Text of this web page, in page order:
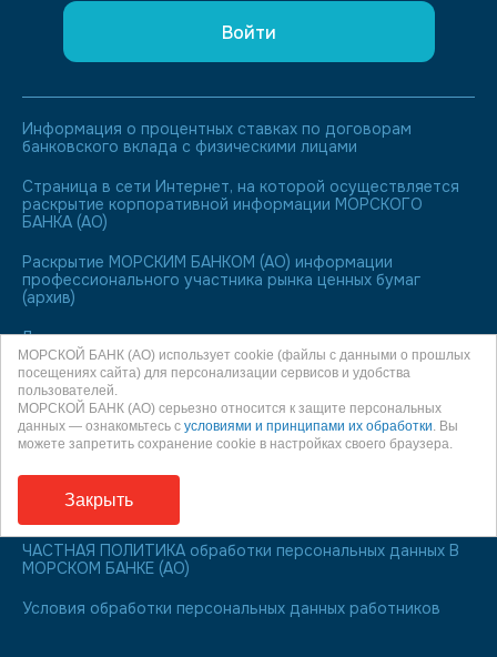
Войти
Информация о процентных ставках по договорам
банковского вклада с физическими лицами
Страница в сети Интернет, на которой осуществляется
раскрытие корпоративной информации МОРСКОГО
БАНКА (АО)
Раскрытие МОРСКИМ БАНКОМ (АО) информации
профессионального участника рынка ценных бумаг
(архив)
Лицо, ответственное за полноту, достоверность и
актуальность публикуемых на Web-сайте сведений
МОРСКОЙ БАНК является участником системы
обязательного страхования вкладов
О праве направления обращения к финансовому
уполномоченному
Информация для заемщиков
ЧАСТНАЯ ПОЛИТИКА обработки персональных данных В
МОРСКОМ БАНКЕ (АО)
Условия обработки персональных данных работников
МОРСКОЙ БАНК (АО) использует cookie (файлы с данными о прошлых
посещениях сайта) для персонализации сервисов и удобства
пользователей.
МОРСКОЙ БАНК (АО) серьезно относится к защите персональных
данных — ознакомьтесь с условиями и принципами их обработки. Вы
можете запретить сохранение cookie в настройках своего браузера.
Закрыть